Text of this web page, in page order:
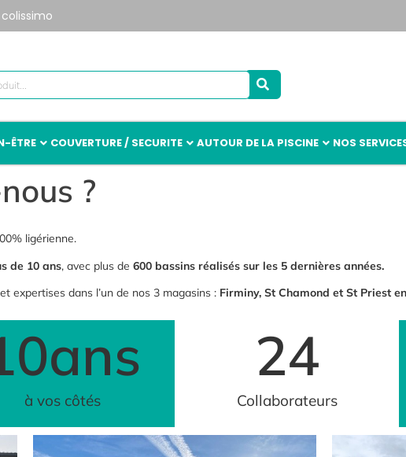
ÊTRE COUVERTURE / SECURITE AUTOUR DE LA PISCINE NOS
?
ligérienne.
de 10 ans, avec plus de 600 bassins réalisés sur les 5 dernières années.
expertises dans l’un de nos 3 magasins : Firminy, St Chamond et St Priest
à vos côtés
ans
Collaborateurs
24